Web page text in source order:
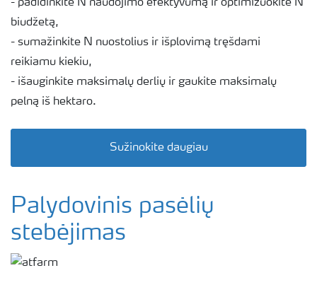
- padidinkite N naudojimo efektyvumą ir optimizuokite N
biudžetą,
- sumažinkite N nuostolius ir išplovimą tręšdami
reikiamu kiekiu,
- išauginkite maksimalų derlių ir gaukite maksimalų
pelną iš hektaro.
Sužinokite daugiau
Palydovinis pasėlių
stebėjimas